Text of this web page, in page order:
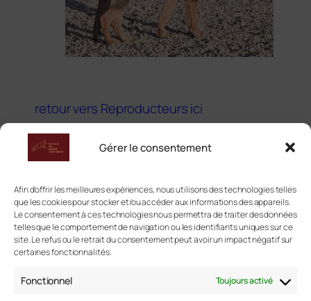
Gérer le consentement
Afin d'offrir les meilleures expériences, nous utilisons des technologies telles
que les cookies pour stocker et/ou accéder aux informations des appareils.
Le consentement à ces technologies nous permettra de traiter des données
telles que le comportement de navigation ou les identifiants uniques sur ce
site. Le refus ou le retrait du consentement peut avoir un impact négatif sur
certaines fonctionnalités.
Fonctionnel Toujours activé
retour vers Reproducteurs ici
ou continuer vers
Navigation rapide :
Le Berger Allemand
Sélection|Vivre avec un